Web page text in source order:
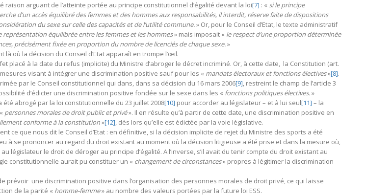
raison arguant de l’atteinte portée au principe constitutionnel d’égalité devant la loi[7] : « si le principe
d’un accès équilibré des femmes et des hommes aux responsabilités, il interdit, réserve faite de dispositions
du sexe sur celle des capacités et de l’utilité commune.» Or, pour le Conseil d’Etat, le texte administratif
représentation équilibrée entre les femmes et les hommes» mais imposait « le respect d’une proportion déterminée
précisément fixée en proportion du nombre de licenciés de chaque sexe.»
là où la décision du Conseil d’Etat apparaît en trompe l’œil.
placé à la date du refus (implicite) du Ministre d’abroger le décret incriminé. Or, à cette date, la Constitution (art.
visant à intégrer une discrimination positive sauf pour les « mandats électoraux et fonctions électives»[8].
par le Conseil constitutionnel qui dans, dans sa décision du 16 mars 2006[9], restreint le champ de l’article 3
d’édicter une discrimination positive fondée sur le sexe dans les « fonctions politiques électives.»
abrogé par la loi constitutionnelle du 23 juillet 2008[10] pour accorder au législateur – et à lui seul[11] – la
personnes morales de droit public et privé». Il en résulte qu’à partir de cette date, une discrimination positive en
conforme à la constitution»[12], dès lors qu’elle est édictée par la voie législative.
ce que nous dit le Conseil d’Etat : en définitive, si la décision implicite de rejet du Ministre des sports a été
à se prononcer au regard du droit existant au moment où la décision litigieuse a été prise et dans la mesure où,
législateur le droit de déroger au principe d’égalité. A l’inverse, s’il avait du tenir compte du droit existant au
constitutionnelle aurait pu constituer un « changement de circonstances» propres à légitimer la discrimination
prévoir une discrimination positive dans l’organisation des personnes morales de droit privé, ce qui laisse
de la parité « homme-femme» au nombre des valeurs portées par la future loi ESS.